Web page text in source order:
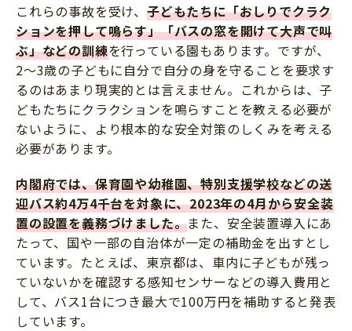
これらの事故を受け、 子どもたちに「おしりでクラク
ションを押して鳴らす」「バスの窓を開けて大声で叫
ぶ」などの訓練を行っている園もあります。ですが、
2～3歳の子どもに自分で自分の身を守ることを要求す
るのはあまり現実的とは言えません。これからは、子
どもたちにクラクションを鳴らすことを教える必要が
ないように、より根本的な安全対策のしくみを考える
必要があります。
内閣府では、保育園や幼稚園、特別支援学校などの送
迎バス約4万4千台を対象に、2023年の4月から安全装
置の設置を義務づけました。また、安全装置導入にあ
たって、国や一部の自治体が一定の補助金を出すとし
ています。たとえば、東京都は、車内に子どもが残っ
ていないかを確認する感知センサーなどの導入費用と
して、バス1台につき最大で100万円を補助すると発表
しています。